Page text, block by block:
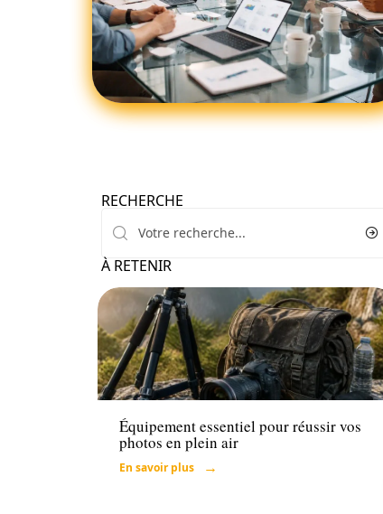
RECHERCHE
À RETENIR
Loisirs
Équipement essentiel pour réussir vos
photos en plein air
En savoir plus